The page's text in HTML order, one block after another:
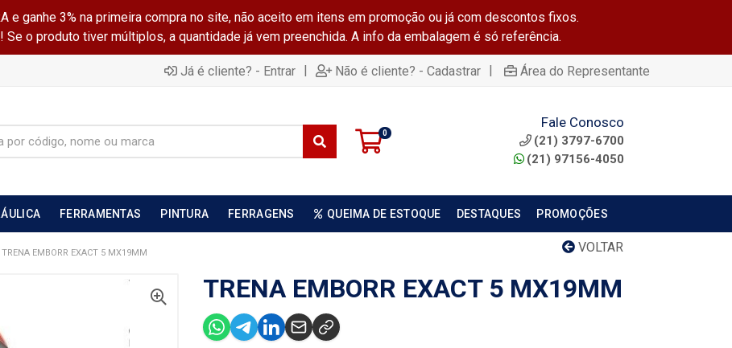
e ganhe 3% na primeira compra no site, não aceito em itens em promoção ou já com descontos fixos.
o produto tiver múltiplos, a quantidade já vem preenchida. A info da embalagem é só referência.
Já é cliente? - Entrar | Não é cliente? - Cadastrar | Área do Representante
0
Fale Conosco
(21) 3797-6700
(21) 97156-4050
FERRAMENTAS PINTURA FERRAGENS QUEIMA DE ESTOQUE DESTAQUES PROMOÇÕES
VOLTAR
TRENA EMBORR EXACT 5 MX19MM
TRENA EMBORR EXACT 5 MX19MM